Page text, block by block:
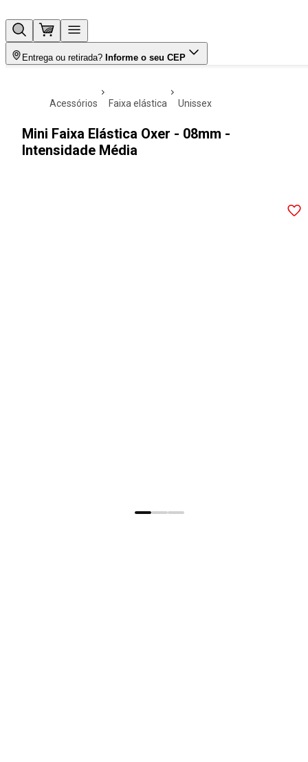
Entrega ou retirada? Informe o seu CEP
acessórios faixa elástica unissex
Mini Faixa Elástica Oxer - 08mm -
Intensidade Média